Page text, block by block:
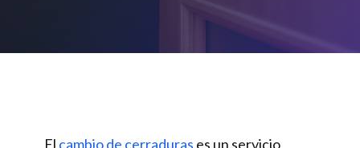
El cambio de cerraduras es un servicio